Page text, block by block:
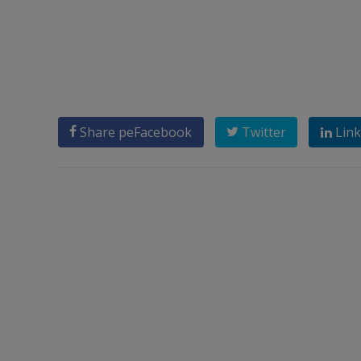
Share peFacebook Twitter